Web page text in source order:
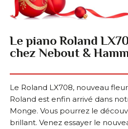
Le piano Roland
chez Nebout &
Le Roland LX708, nouveau
Roland est enfin arrivé dans
Monge. Vous pourrez le
brillant. Venez essayer le